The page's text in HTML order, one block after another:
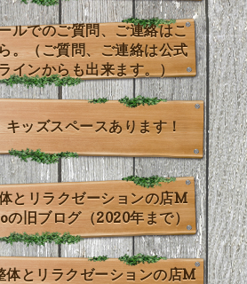
ルでのご質問、ご連絡はこ
。（ご質問、ご連絡は公式
インからも出来ます。）
キッズスペースあります！
とリラクゼーションの店M
の旧ブログ（2020年まで）
体とリラクゼーションの店M